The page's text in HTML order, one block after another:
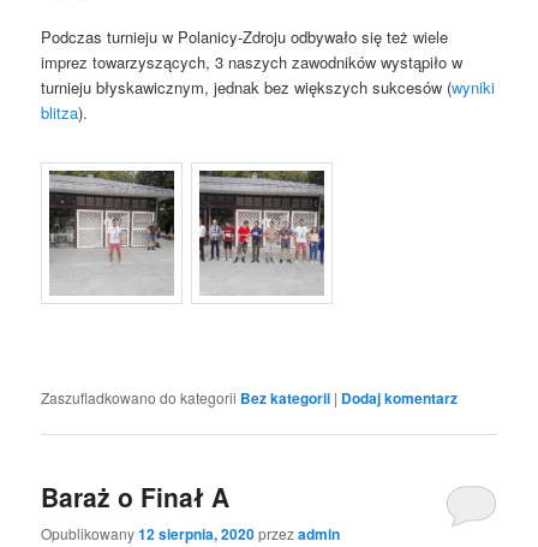
Podczas turnieju w Polanicy-Zdroju odbywało się też wiele
imprez towarzyszących, 3 naszych zawodników wystąpiło w
turnieju błyskawicznym, jednak bez większych sukcesów (wyniki
blitza).
Zaszufladkowano do kategorii Bez kategorii | Dodaj komentarz
Baraż o Finał A
Opublikowany12 sierpnia, 2020przezadmin